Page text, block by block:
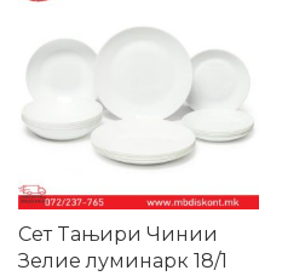
Сет Tањири Чинии
Зелие луминарк 18/1